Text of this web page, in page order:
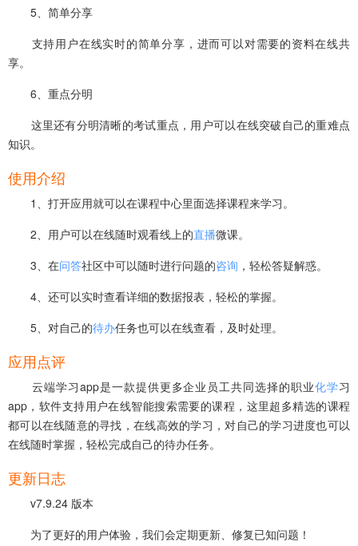
5、简单分享
支持用户在线实时的简单分享，进而可以对需要的资料在线共
享。
6、重点分明
这里还有分明清晰的考试重点，用户可以在线突破自己的重难点
知识。
使用介绍
1、打开应用就可以在课程中心里面选择课程来学习。
2、用户可以在线随时观看线上的直播微课。
3、在问答社区中可以随时进行问题的咨询 ，轻松答疑解惑。
4、还可以实时查看详细的数据报表，轻松的掌握。
5、对自己的待办任务也可以在线查看，及时处理。
应用点评
云端学习app是一款提供更多企业员工共同选择的职业化学习
app，软件支持用户在线智能搜索需要的课程，这里超多精选的课程
都可以在线随意的寻找，在线高效的学习，对自己的学习进度也可以
在线随时掌握，轻松完成自己的待办任务。
更新日志
v7.9.24 版本
为了更好的用户体验，我们会定期更新、修复已知问题！